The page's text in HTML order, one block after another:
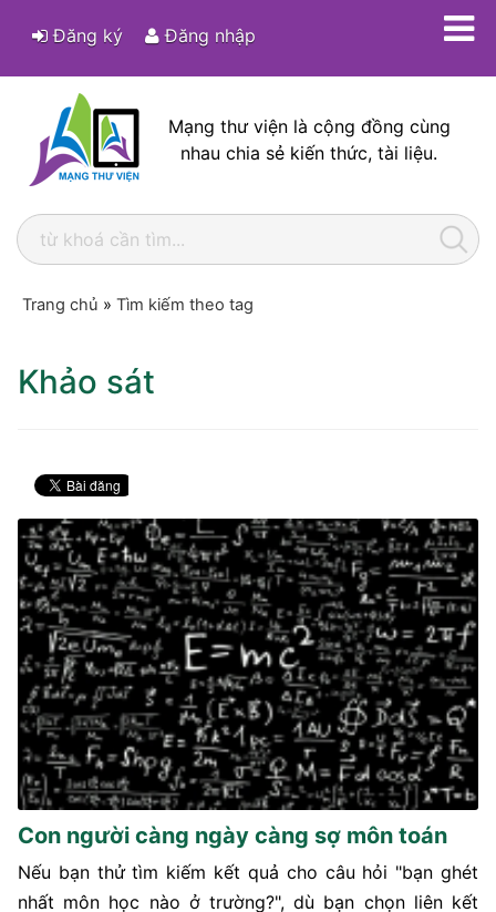
Đăng ký Đăng nhập
Mạng thư viện là cộng đồng cùng
nhau chia sẻ kiến thức, tài liệu.
Trang chủ » Tìm kiếm theo tag
Khảo sát
Con người càng ngày càng sợ môn toán
Nếu bạn thử tìm kiếm kết quả cho câu hỏi "bạn ghét
nhất môn học nào ở trường?", dù bạn chọn liên kết